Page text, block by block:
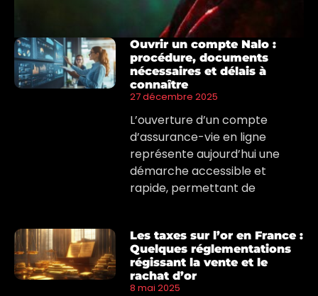
Ouvrir un compte Nalo :
procédure, documents
nécessaires et délais à
connaître
27 décembre 2025
L’ouverture d’un compte
d’assurance-vie en ligne
représente aujourd’hui une
démarche accessible et
rapide, permettant de
Les taxes sur l’or en France :
Quelques réglementations
régissant la vente et le
rachat d’or
8 mai 2025